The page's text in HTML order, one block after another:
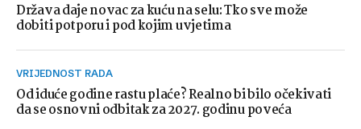
Država daje novac za kuću na selu: Tko sve može
dobiti potporu i pod kojim uvjetima
VRIJEDNOST RADA
Od iduće godine rastu plaće? Realno bi bilo očekivati
da se osnovni odbitak za 2027. godinu poveća